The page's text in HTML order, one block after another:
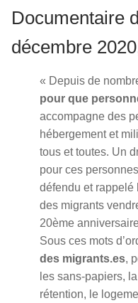
Documentaire
décembre
« Depuis de
pour que
accompagne des
hébergement et
tous et toutes. Un
pour ces
défendu et rappelé
des migrants
20ème
Sous ces mots
des migrants.es,
les sans-papiers,
rétention, le